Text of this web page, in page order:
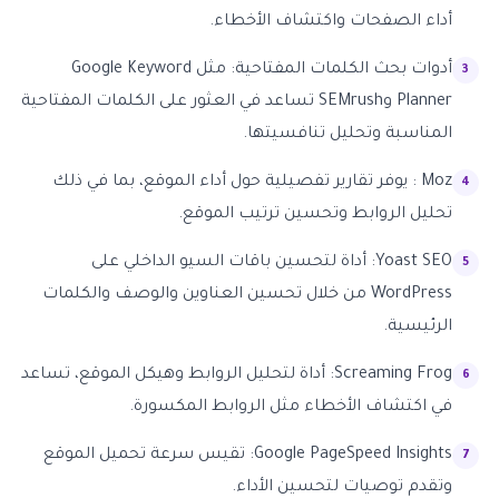
أداء الصفحات واكتشاف الأخطاء.
أدوات بحث الكلمات المفتاحية: مثل Google Keyword
Planner وSEMrush تساعد في العثور على الكلمات المفتاحية
المناسبة وتحليل تنافسيتها.
Moz : يوفر تقارير تفصيلية حول أداء الموقع، بما في ذلك
تحليل الروابط وتحسين ترتيب الموقع.
Yoast SEO: أداة لتحسين باقات السيو الداخلي على
WordPress من خلال تحسين العناوين والوصف والكلمات
الرئيسية.
Screaming Frog: أداة لتحليل الروابط وهيكل الموقع، تساعد
في اكتشاف الأخطاء مثل الروابط المكسورة.
Google PageSpeed Insights: تقيس سرعة تحميل الموقع
وتقدم توصيات لتحسين الأداء.